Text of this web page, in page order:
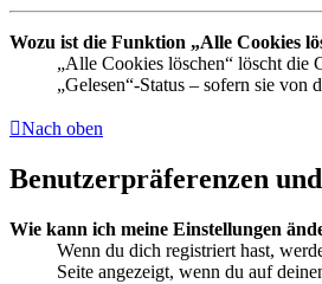
Wozu ist die Funktion „Alle Cookies
„Alle Cookies löschen“ löscht die
„Gelesen“-Status – sofern sie
Nach oben
Benutzerpräferenzen
Wie kann ich meine Einstellungen
Wenn du dich registriert hast,
Seite angezeigt, wenn du auf